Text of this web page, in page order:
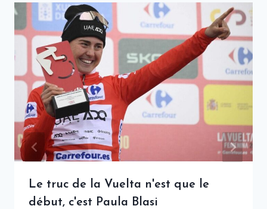
Le truc de la Vuelta n'est que le
début, c'est Paula Blasi